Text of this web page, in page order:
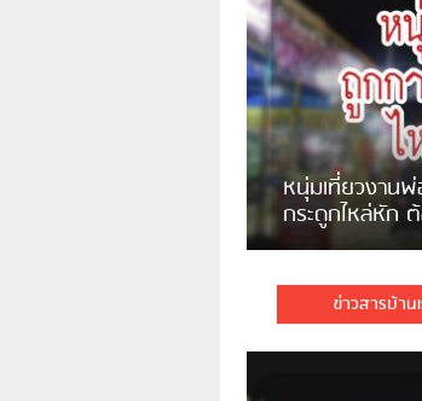
ชาวเน็ตสวด
พอไม่ซื้อเดิน
มีชาวเน็ตรายหนึ่
ข่าวสารบ้าน